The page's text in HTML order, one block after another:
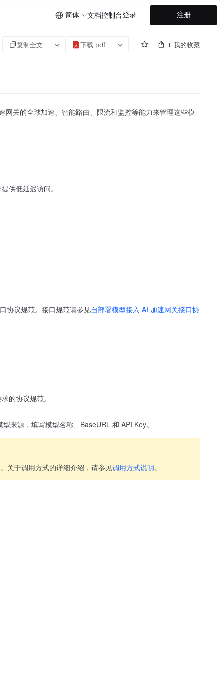
简体 文档控制台登录 注册
复制全文 下载 pdf 我的收藏
关的全球加速、智能路由、限流和监控等能力来管理这些模
供低延迟访问。
协议规范。接口规范请参见自部署模型接入 AI 加速网关接口协
的协议规范。
型来源，填写模型名称、BaseURL 和 API Key。
关于调用方式的详细介绍，请参见调用方式说明。